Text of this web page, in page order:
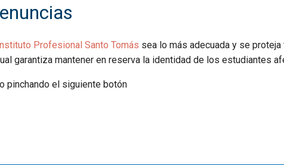
Profesional Santo Tomás sea lo más adecuada y se
garantiza mantener en reserva la identidad de los estudiantes
pinchando el siguiente botón